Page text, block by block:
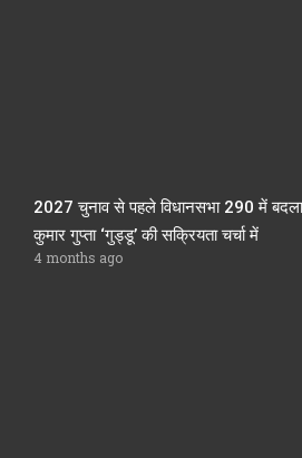
2027 चुनाव से पहले विधानसभा 290 में बदला
कुमार गुप्ता ‘गुड्डू’ की सक्रियता चर्चा में
4 months ago